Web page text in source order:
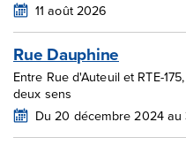
11 août 2026
Rue Dauphine
Entre Rue d'Auteuil et RTE-
deux sens
Du 20 décembre 2024